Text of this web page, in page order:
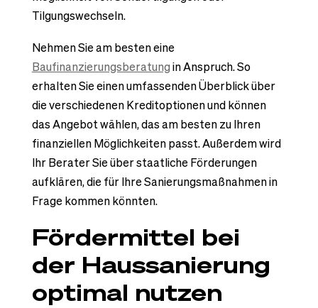
Tilgungswechseln.
Nehmen Sie am besten eine
Baufinanzierungsberatungin Anspruch. So
erhalten Sie einen umfassenden Überblick über
die verschiedenen Kreditoptionen und können
das Angebot wählen, das am besten zu Ihren
finanziellen Möglichkeiten passt. Außerdem wird
Ihr Berater Sie über staatliche Förderungen
aufklären, die für Ihre Sanierungsmaßnahmen in
Frage kommen könnten.
Fördermittel bei
der Haussanierung
optimal nutzen